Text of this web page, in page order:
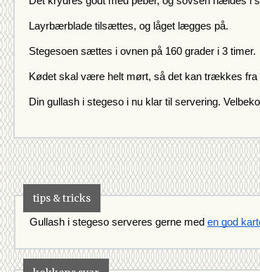
Layrbærblade tilsættes, og låget lægges på.
Stegesoen sættes i ovnen på 160 grader i 3 timer.
Kødet skal være helt mørt, så det kan trækkes fra
Din gullash i stegeso i nu klar til servering.
tips & tricks
Gullash i stegeso serveres gerne med en god